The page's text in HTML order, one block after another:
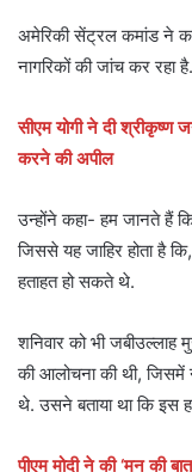
अमेरिकी सेंट्रल कमांड ने
नागरिकों की जांच कर रहा है.
सीएम योगी ने दी श्रीकृष्ण
करने की अपील
उन्होंने कहा- हम जानते हैं
जिससे यह जाहिर होता है
हताहत हो सकते थे.
शनिवार को भी
की आलोचना की थी, जिसमें
थे. उसने बताया था कि इस
पीएम मोदी ने की ‘मन की